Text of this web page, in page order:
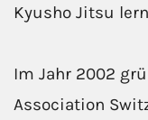
Kyusho Jitsu
Im Jahr 2002
Association